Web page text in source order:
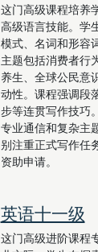
这门高级课程培养
高级语言技能。学
模式、名词和形容
主题包括消费者行
养生、全球公民意
动性。课程强调段
步等连贯写作技巧
专业通信和复杂主
别注重正式写作任
资助申请。
英语十一级
这门高级进阶课程